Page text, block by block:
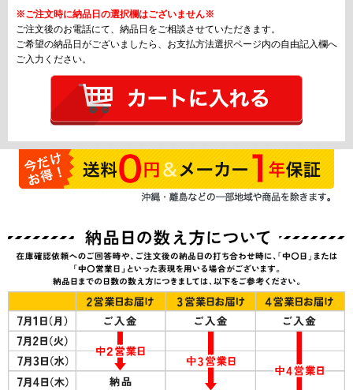
※ご注文時に納品日の選択欄はございません※
ご注文後のお電話にて、納品日をご相談させていただきます。
ご希望の納品日がございましたら、お支払方法選択ページ内の自由記入欄へ
ご入力ください。